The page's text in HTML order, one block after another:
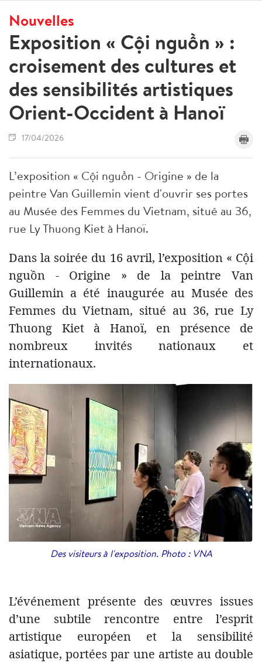
Nouvelles
Exposition « Cội nguồn » :
croisement des cultures et
des sensibilités artistiques
Orient-Occident à Hanoï
17/04/2026
L’exposition « Cội nguồn - Origine » de la
peintre Van Guillemin vient d'ouvrir ses portes
au Musée des Femmes du Vietnam, situé au 36,
rue Ly Thuong Kiet à Hanoï.
Dans la soirée du 16 avril, l’exposition « Cội
nguồn - Origine » de la peintre Van
Guillemin a été inaugurée au Musée des
Femmes du Vietnam, situé au 36, rue Ly
Thuong Kiet à Hanoï, en présence de
nombreux invités nationaux et
internationaux.
Des visiteurs à l'exposition. Photo : VNA
L’événement présente des œuvres issues
d’une subtile rencontre entre l’esprit
artistique européen et la sensibilité
asiatique, portées par une artiste au double